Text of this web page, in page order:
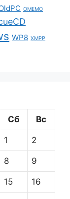
OMEMO
WP8 XMPP
Сб Вс
1 2
8 9
15 16